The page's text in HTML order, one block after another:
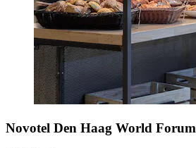
Novotel Den Haag World Forum